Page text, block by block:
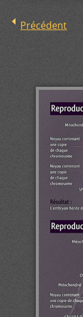
Précédent